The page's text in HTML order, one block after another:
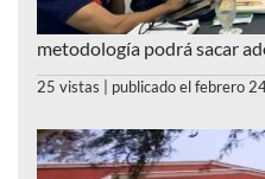
metodología podrá sacar
25 vistas publicado el febrero